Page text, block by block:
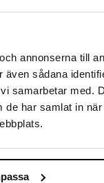
annonserna till
sådana
samarbetar med.
har samlat in
(vapaa PFAS-
Paistinpannu
tasaisen
eri kokoisina.